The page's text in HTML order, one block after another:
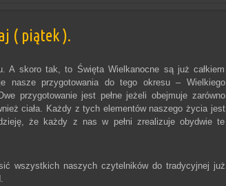
( piątek ).
A skoro tak, to Święta Wielkanocne są już całkiem
nasze przygotowania do tego okresu – Wielkiego
przygotowanie jest pełne jeżeli obejmuje zarówno
ciała. Każdy z tych elementów naszego życia jest
że każdy z nas w pełni zrealizuje obydwie te
wszystkich naszych czytelników do tradycyjnej już